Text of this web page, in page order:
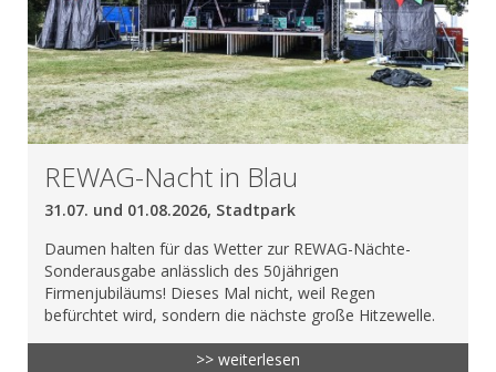
REWAG-Nacht in Blau
31.07. und 01.08.2026, Stadtpark
Daumen halten für das Wetter zur REWAG-Nächte-
Sonderausgabe anlässlich des 50jährigen
Firmenjubiläums! Dieses Mal nicht, weil Regen
befürchtet wird, sondern die nächste große Hitzewelle.
>> weiterlesen